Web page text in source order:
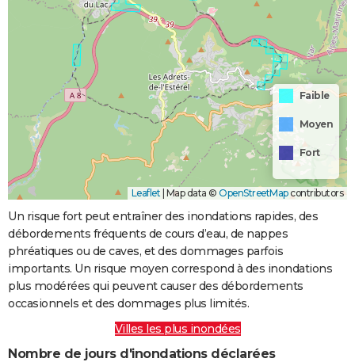
Faible
Moyen
Fort
Leaflet | Map data © OpenStreetMapcontributors
Un risque fort peut entraîner des inondations rapides, des
débordements fréquents de cours d’eau, de nappes
phréatiques ou de caves, et des dommages parfois
importants. Un risque moyen correspond à des inondations
plus modérées qui peuvent causer des débordements
occasionnels et des dommages plus limités.
Villes les plus inondées
Nombre de jours d'inondations déclarées